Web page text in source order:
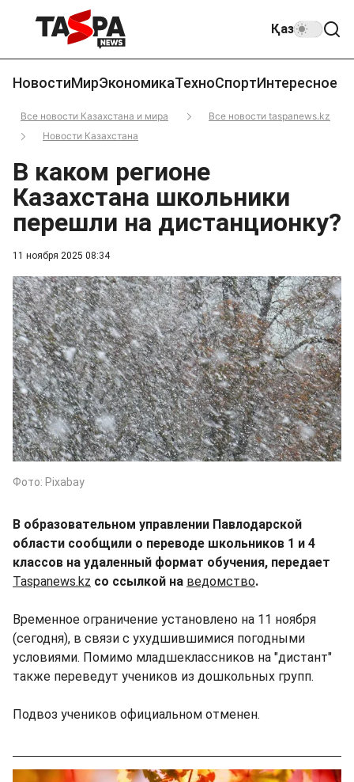
Қаз
НовостиМирЭкономикаТехноСпортИнтересное
Все новости Казахстана и мира
Все новости taspanews.kz
Новости Казахстана
11 ноября 2025 08:34
В каком регионе
Казахстана школьники
перешли на дистанционку?
Фото: Pixabay
В образовательном управлении Павлодарской
области сообщили о переводе школьников 1 и 4
классов на удаленный формат обучения, передает
Taspanews.kz со ссылкой на ведомство.
Временное ограничение установлено на 11 ноября
(сегодня), в связи с ухудшившимися погодными
условиями. Помимо младшеклассников на "дистант"
также переведут учеников из дошкольных групп.
Подвоз учеников официальном отменен.